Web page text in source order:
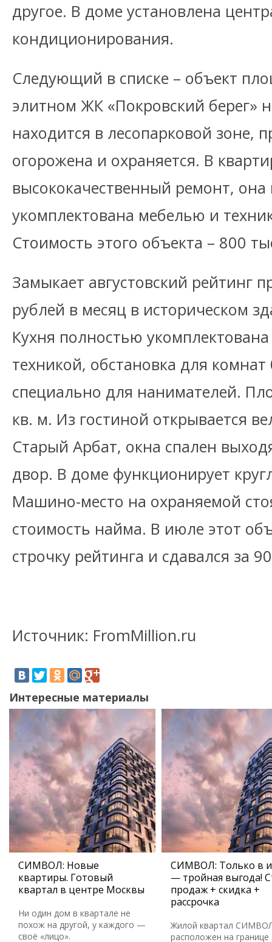
другое. В доме установлена
кондиционирования.
Следующий в списке – объект
элитном ЖК «Покровский берег»
находится в лесопарковой зоне,
огорожена и охраняется. В
высококачественный ремонт,
укомплектована мебелью и
Стоимость этого объекта – 800
Замыкает августовский рейтинг
рублей в месяц в историческом
Кухня полностью
техникой, обстановка для
специально для нанимателей.
кв. м. Из гостиной открывается
Старый Арбат, окна спален
двор. В доме функционирует
Машино-место на охраняемой
стоимость найма. В июле этот
строчку рейтинга и сдавался за
Источник: FromMillion.ru
Интересные материалы
СИМВОЛ: Новые
квартиры. Готовый
квартал в центре Москвы
Ни один дом в квартале не
похож на другой, у каждого —
своё «лицо».
СИМВОЛ: Только в
— тройная выгода!
продаж + скидка +
рассрочка
Жилой квартал
расположен на границе